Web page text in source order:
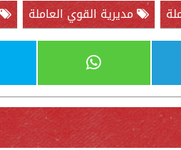
مديرية القوي العاملة